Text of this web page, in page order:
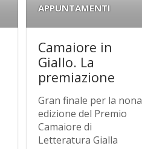
APPUNTAMENTI
Camaiore in
Giallo. La
premiazione
Gran finale per la nona
edizione del Premio
Camaiore di
Letteratura Gialla